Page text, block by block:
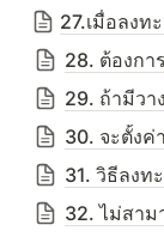
28. ต้องกา
29. ถ้ามีวา
30. จะตั้งค่
31. วิธีลงท
32. ไม่สาม